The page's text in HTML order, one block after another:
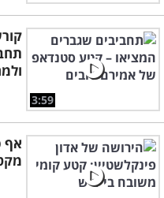
3:59
אף